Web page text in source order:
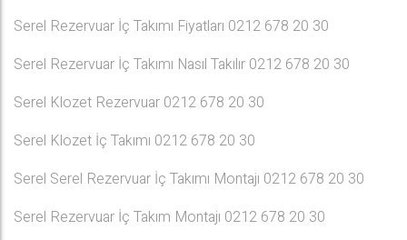
Serel Rezervuar İç Takımı Fiyatları 0212 678 20 30
Serel Rezervuar İç Takımı Nasıl Takılır 0212 678 20 30
Serel Klozet Rezervuar 0212 678 20 30
Serel Klozet İç Takımı 0212 678 20 30
Serel Serel Rezervuar İç Takımı Montajı 0212 678 20 30
Serel Rezervuar İç Takım Montajı 0212 678 20 30